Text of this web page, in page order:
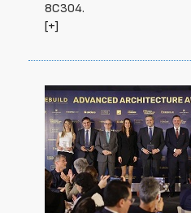
8C304.
[+]